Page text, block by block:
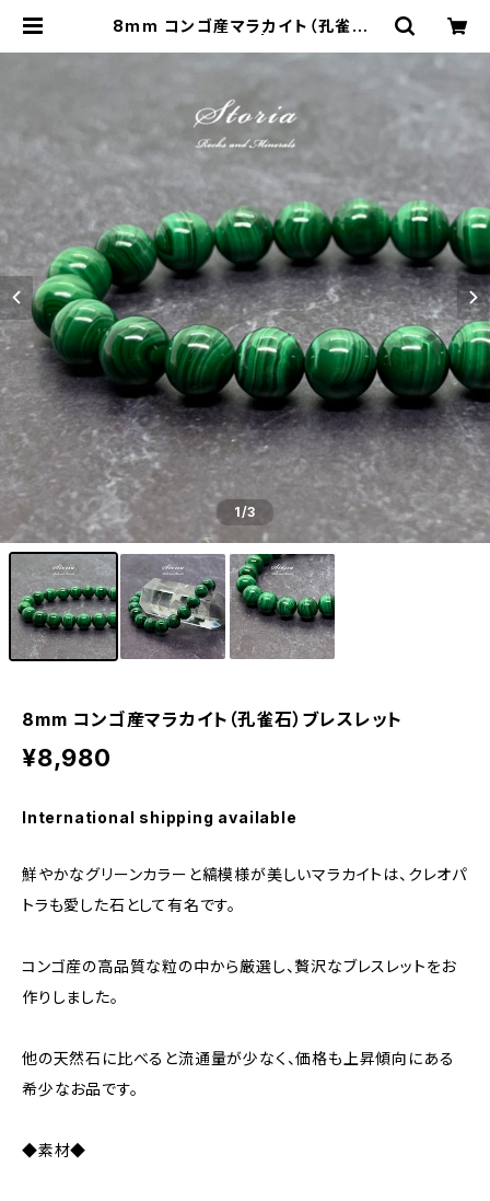
8mm コンゴ産マラカイト（孔雀石）
1/3
8mm コンゴ産マラカイト（孔雀石）ブレスレット
¥8,980
International shipping available
鮮やかなグリーンカラーと縞模様が美しいマラカイトは、クレオパ
トラも愛した石として有名です。
コンゴ産の高品質な粒の中から厳選し、贅沢なブレスレットをお
作りしました。
他の天然石に比べると流通量が少なく、価格も上昇傾向にある
希少なお品です。
◆素材◆